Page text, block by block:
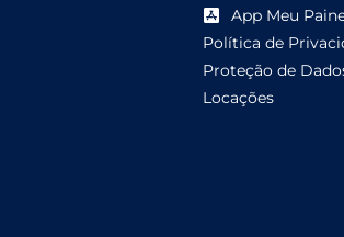
App Meu
Política de
Proteção de
Locações